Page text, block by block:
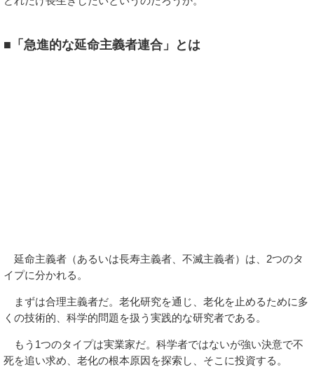
■「急進的な延命主義者連合」とは
延命主義者（あるいは長寿主義者、不滅主義者）は、2つのタ
イプに分かれる。
まずは合理主義者だ。老化研究を通じ、老化を止めるために多
くの技術的、科学的問題を扱う実践的な研究者である。
もう1つのタイプは実業家だ。科学者ではないが強い決意で不
死を追い求め、老化の根本原因を探索し、そこに投資する。